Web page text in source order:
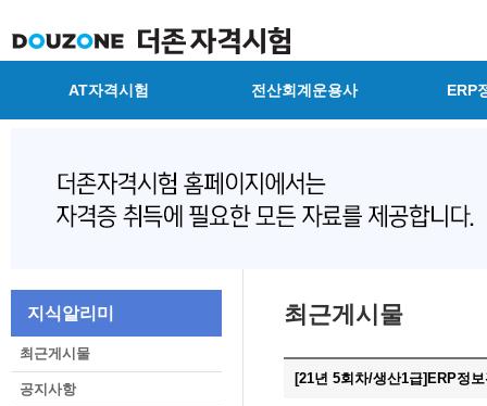
AT자격시험 전산회계운용사 ERP
지식알리미
최근게시물
공지사항
최근게시물
[21년 5회차/생산1급]ERP정